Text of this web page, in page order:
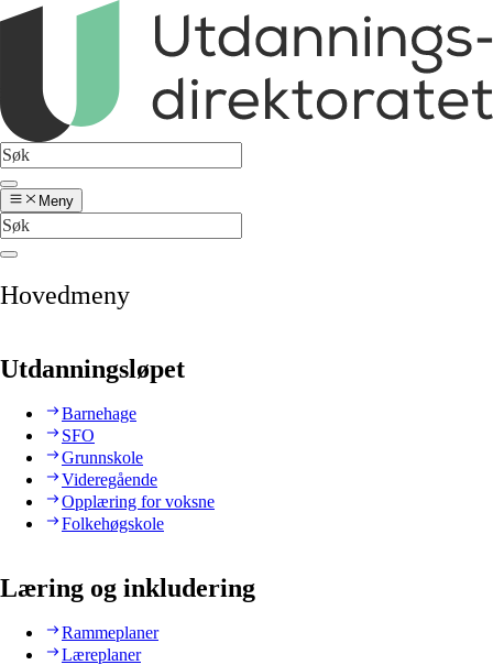
Meny
Hovedmeny
Utdanningsløpet
Barnehage
SFO
Grunnskole
Videregående
Opplæring for voksne
Folkehøgskole
Læring og inkludering
Rammeplaner
Læreplaner